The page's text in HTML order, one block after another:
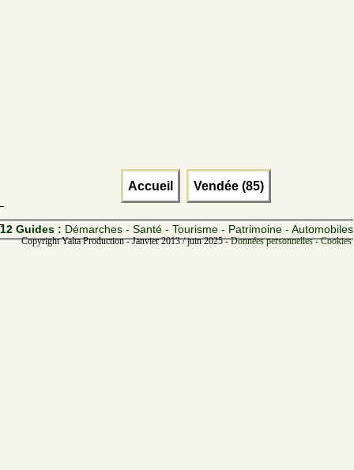
Accueil Vendée (85)
12 Guides : Démarches - Santé - Tourisme - Patrimoine - Automobiles
Copyright Yalta Production - Janvier 2013 / juin 2025 -Données personnelles -